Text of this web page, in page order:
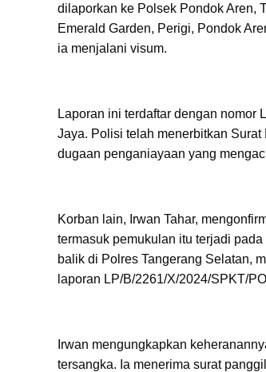
dilaporkan ke Polsek Pondok Aren,
Emerald Garden, Perigi, Pondok
ia menjalani visum.
Laporan ini terdaftar dengan nomor
Jaya. Polisi telah menerbitkan
dugaan penganiayaan yang
Korban lain, Irwan Tahar,
termasuk pemukulan itu terjadi
balik di Polres Tangerang Selatan,
laporan LP/B/2261/X/2024/SPKT/
Irwan mengungkapkan
tersangka. Ia menerima surat